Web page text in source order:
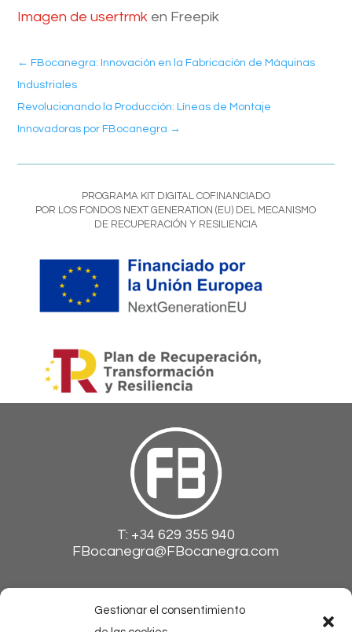
Gestionar el consentimiento
Imagen de usertrmk en Freepik
← FBocanegra: Innovación en la Fabricación de Máquinas
Industriales
Revolucionando la Producción: Líneas de Montaje
Innovadoras por FBocanegra →
PROGRAMA KIT DIGITAL COFINANCIADO
POR LOS FONDOS NEXT GENERATION (EU) DEL MECANISMO
DE RECUPERACIÓN Y RESILIENCIA
T: +34 629 355 940
FBocanegra@FBocanegra.com
Máquinas especiales3